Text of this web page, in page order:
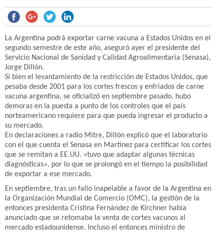
La Argentina podrá exportar carne vacuna a Estados Unidos en el
segundo semestre de este año, aseguró ayer el presidente del
Servicio Nacional de Sanidad y Calidad Agroalimentaria (Senasa),
Jorge Dillón.
Si bien el levantamiento de la restricción de Estados Unidos, que
pesaba desde 2001 para los cortes frescos y enfriados de carne
vacuna argentina, se oficializó en septiembre pasado, hubo
demoras en la puesta a punto de los controles que el país
norteamericano requiere para que pueda ingresar el producto a
su mercado.
En declaraciones a radio Mitre, Dillón explicó que el laboratorio
con el que cuenta el Senasa en Martínez para certificar los cortes
que se remitan a EE.UU. «tuvo que adaptar algunas técnicas
diagnósticas», por lo que se prolongó en el tiempo la posibilidad
de exportar a ese mercado.
En septiembre, tras un fallo inapelable a favor de la Argentina en
la Organización Mundial de Comercio (OMC), la gestión de la
entonces presidenta Cristina Fernández de Kirchner había
anunciado que se retomaba la venta de cortes vacunos al
mercado estadounidense. Incluso el entonces ministro de